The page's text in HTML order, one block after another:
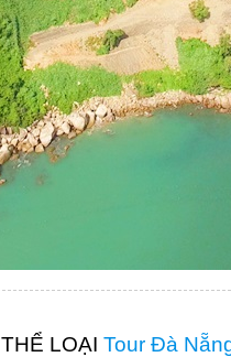
THỂ LOẠITour Đà